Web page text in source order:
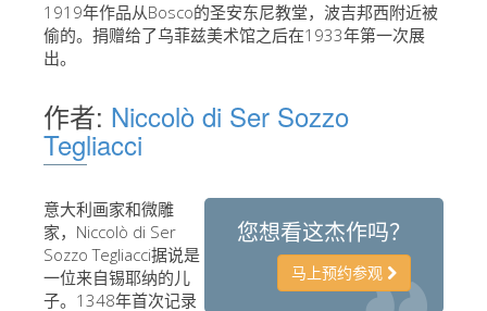
现在预定
杰作
艺术家
新展示室厅
佛罗伦萨博物馆
1919年作品从Bosco的圣安东尼教堂，波吉邦西附近被
偷的。捐赠给了乌菲兹美术馆之后在1933年第一次展
出。
作者: Niccolò di Ser Sozzo
Tegliacci
您想看这杰作吗？
马上预约参观
意大利画家和微雕
家，Niccolò di Ser
Sozzo Tegliacci据说是
一位来自锡耶纳的儿
子。1348年首次记录